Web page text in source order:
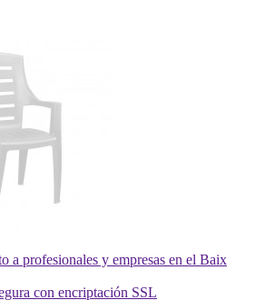
a profesionales y empresas en el Baix
con encriptación SSL